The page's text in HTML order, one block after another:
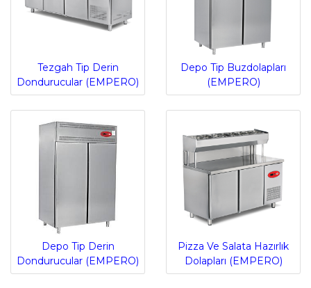
Tezgah Tip Derin
Dondurucular (EMPERO)
Depo Tip Buzdolapları
(EMPERO)
Depo Tip Derin
Dondurucular (EMPERO)
Pizza Ve Salata Hazırlık
Dolapları (EMPERO)